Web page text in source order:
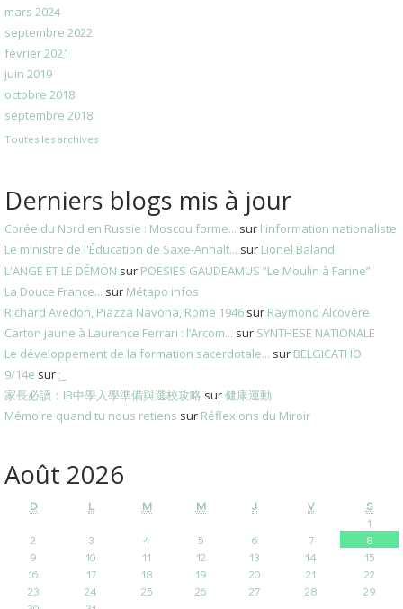
mars 2024
septembre 2022
février 2021
juin 2019
octobre 2018
septembre 2018
Toutes les archives
Derniers blogs mis à jour
Corée du Nord en Russie : Moscou forme... sur l'information nationaliste
Le ministre de l'Éducation de Saxe-Anhalt... sur Lionel Baland
L'ANGE ET LE DÉMON sur POESIES GAUDEAMUS ”Le Moulin à Farine”
La Douce France... sur Métapo infos
Richard Avedon, Piazza Navona, Rome 1946 sur Raymond Alcovère
Carton jaune à Laurence Ferrari : l’Arcom... sur SYNTHESE NATIONALE
Le développement de la formation sacerdotale... sur BELGICATHO
9/14e sur ;_
家長必讀：IB中學入學準備與選校攻略 sur健康運動
Mémoire quand tu nous retiens sur Réflexions du Miroir
Août 2026
D L M M J V
S
1
2
3 4 5 6 7
8
9
10 11 12 13 14
15
16
17 18 19 20 21
22
23
24 25 26 27 28
29